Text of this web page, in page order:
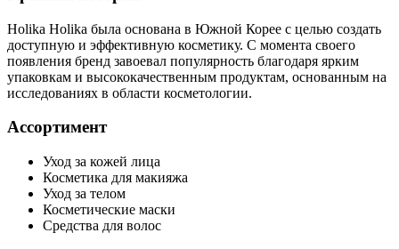
Holika Holika была основана в Южной Корее с целью создать
доступную и эффективную косметику. С момента своего
появления бренд завоевал популярность благодаря ярким
упаковкам и высококачественным продуктам, основанным на
исследованиях в области косметологии.
Ассортимент
Уход за кожей лица
Косметика для макияжа
Уход за телом
Косметические маски
Средства для волос